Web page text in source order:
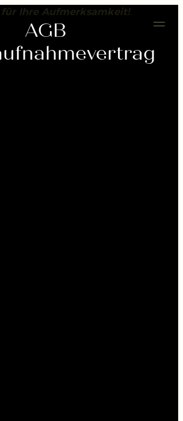
für Ihre Aufmerksamkeit!.
AGB